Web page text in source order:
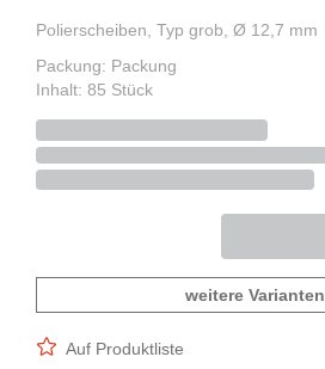
Polierscheiben, Typ grob, Ø 12,7 mm
Packung: Packung
Inhalt: 85 Stück
weitere Varianten
Auf Produktliste